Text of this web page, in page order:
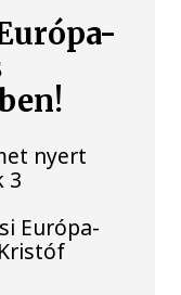
nyert
3
Európa-